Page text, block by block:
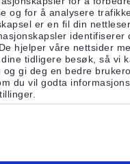
og for å analysere
er en fil din
identifiserer
hjelper våre nettsider
tidligere besøk, så vi
gi deg en bedre
du vil godta